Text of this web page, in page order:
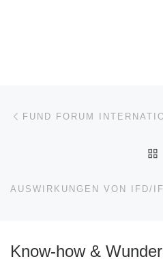
FUND FORUM
Know-how &